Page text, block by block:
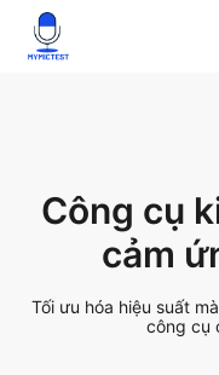
Công cụ
cảm
Tối ưu hóa hiệu suất
công cụ